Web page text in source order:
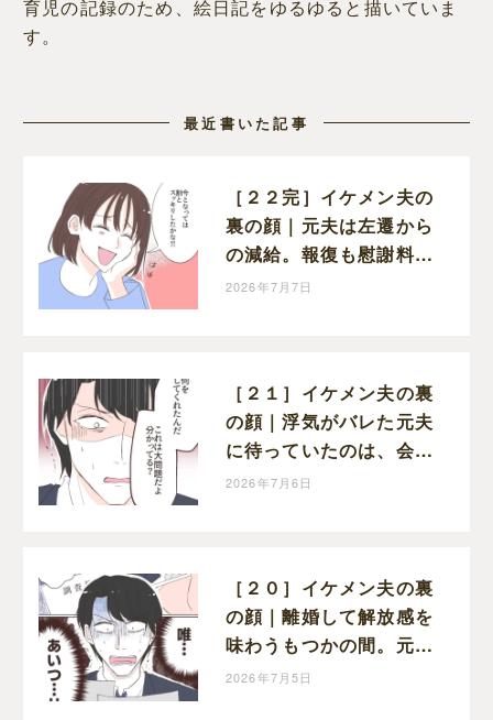
育児の記録のため、絵日記をゆるゆると描いていま
す。
最近書いた記事
［２２完］イケメン夫の
裏の顔｜元夫は左遷から
の減給。報復も慰謝料請
求も果たせた妻はスッキ
2026年7月7日
［２１］イケメン夫の裏
の顔｜浮気がバレた元夫
に待っていたのは、会社
からの厳しい処罰と信頼
2026年7月6日
［２０］イケメン夫の裏
の顔｜離婚して解放感を
味わうもつかの間。元夫
が会社で見せられたのは
2026年7月5日